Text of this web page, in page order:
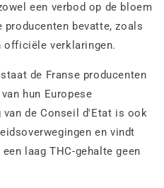
een verbod op de bloem
producenten bevatte, zoals
officiële verklaringen.
de Franse producenten
hun Europese
de Conseil d'Etat is ook
en vindt
laag THC-gehalte geen